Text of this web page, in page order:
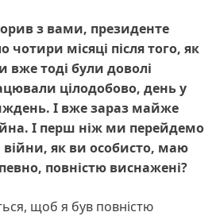
з вами, президенте
чотири місяці після того, як
вже тоді були доволі
цілодобово, день у
І вже зараз майже
І перш ніж ми перейдемо
як ви особисто, маю
повністю виснажені?
щоб я був повністю